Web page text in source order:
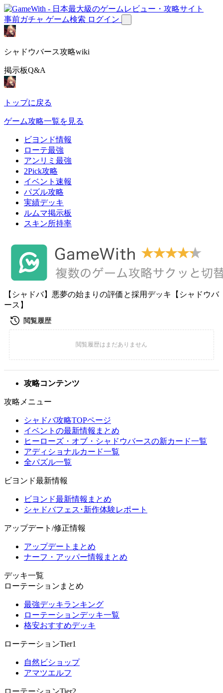
事前ガチャ ゲーム検索 ログイン
シャドウバース攻略wiki
掲示板Q&A
トップに戻る
ゲーム攻略一覧を見る
ビヨンド情報
ローテ最強
アンリミ最強
2Pick攻略
イベント速報
パズル攻略
実績デッキ
ルムマ掲示板
スキン所持率
【シャドバ】悪夢の始まりの評価と採用デッキ【シャドウバ
ース】
攻略コンテンツ
攻略メニュー
シャドバ攻略TOPページ
イベントの最新情報まとめ
ヒーローズ・オブ・シャドウバースの新カード一覧
アディショナルカード一覧
全パズル一覧
ビヨンド最新情報
ビヨンド最新情報まとめ
シャドバフェス･新作体験レポート
アップデート/修正情報
アップデートまとめ
ナーフ・アッパー情報まとめ
デッキ一覧
ローテーションまとめ
最強デッキランキング
ローテーションデッキ一覧
格安おすすめデッキ
ローテーションTier1
自然ビショップ
アマツエルフ
ローテーションTier2